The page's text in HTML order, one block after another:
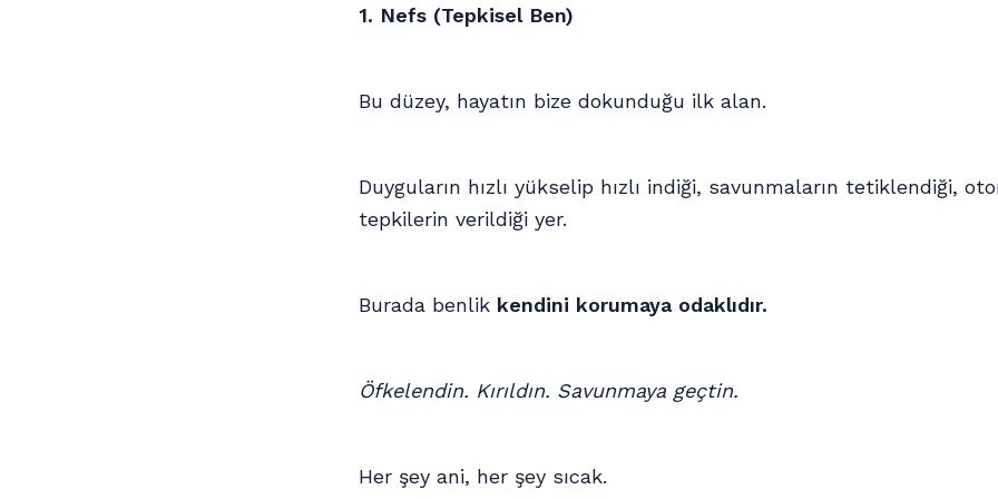
1. Nefs (Tepkisel Ben)
Bu düzey, hayatın bize dokunduğu ilk alan.
Duyguların hızlı yükselip hızlı indiği, savunmaların tetiklendiği,
tepkilerin verildiği yer.
Burada benlik kendini korumaya odaklıdır.
Öfkelendin. Kırıldın. Savunmaya geçtin.
Her şey ani, her şey sıcak.